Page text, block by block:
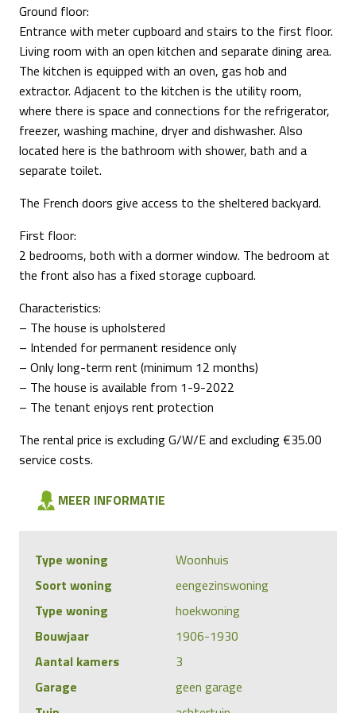
Ground floor:
Entrance with meter cupboard and stairs to the first floor.
Living room with an open kitchen and separate dining area.
The kitchen is equipped with an oven, gas hob and
extractor. Adjacent to the kitchen is the utility room,
where there is space and connections for the refrigerator,
freezer, washing machine, dryer and dishwasher. Also
located here is the bathroom with shower, bath and a
separate toilet.
The French doors give access to the sheltered backyard.
First floor:
2 bedrooms, both with a dormer window. The bedroom at
the front also has a fixed storage cupboard.
Characteristics:
– The house is upholstered
– Intended for permanent residence only
– Only long-term rent (minimum 12 months)
– The house is available from 1-9-2022
– The tenant enjoys rent protection
The rental price is excluding G/W/E and excluding €35.00
service costs.
MEER INFORMATIE
Type woning
Woonhuis
Soort woning
eengezinswoning
Type woning
hoekwoning
Bouwjaar
1906-1930
Aantal kamers
3
Garage
geen garage